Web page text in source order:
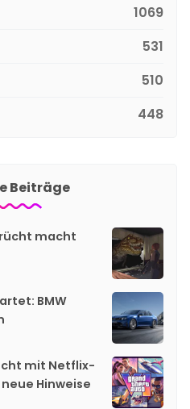
1069
531
510
448
Beiträge
macht
BMW
mit Netflix-
Hinweise